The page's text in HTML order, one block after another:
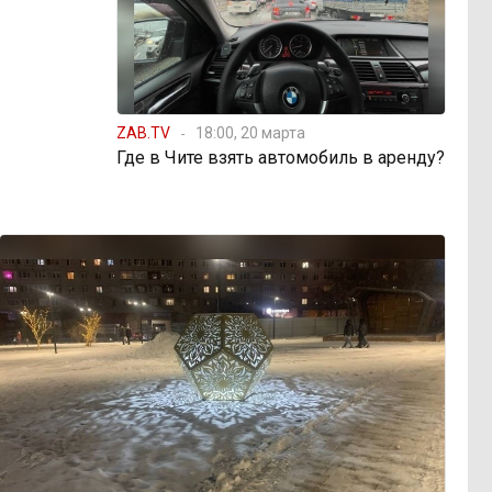
ZAB.TV 18:00, 20 марта
Где в Чите взять автомобиль в аренду?